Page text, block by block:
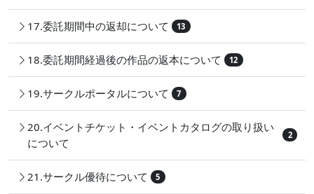
17.委託期間中の返却について 13
18.委託期間経過後の作品の返本について 12
19.サークルポータルについて 7
20.イベントチケット・イベントカタログの取り扱い
について
2
21.サークル優待について 5